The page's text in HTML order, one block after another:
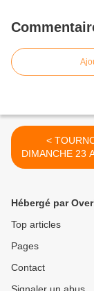
< TOURNOI DU
DIMANCHE 23
MAJ
Hébergé par
Top articles
Pages
Contact